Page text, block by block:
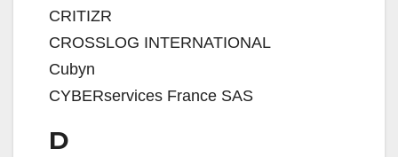
CRITIZR
CROSSLOG INTERNATIONAL
Cubyn
CYBERservices France SAS
D